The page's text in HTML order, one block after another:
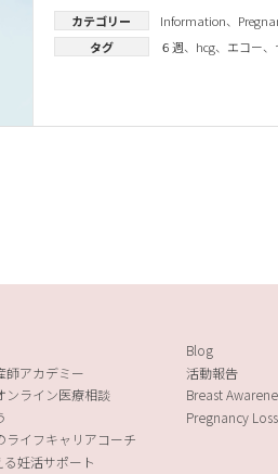
カテゴリー Information、
タグ
６週、 hcg、 エコー、
師アカデミー
ンライン医療相談
ライフキャリアコーチ
る妊活サポート
Blog
活動報告
Breast
Pregnancy Loss